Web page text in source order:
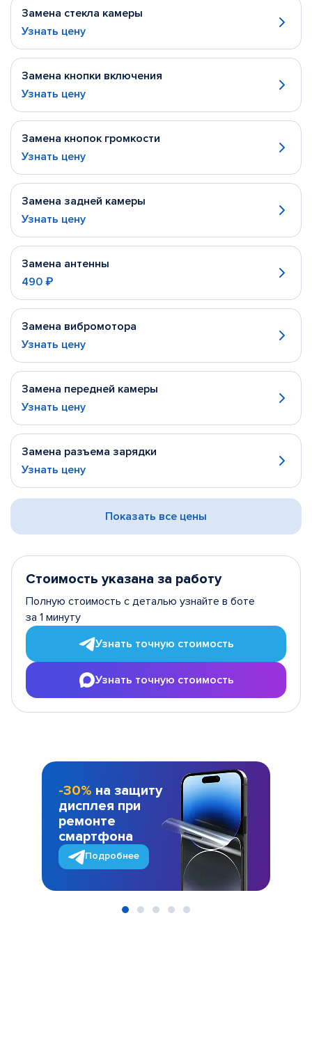
Замена стекла камеры
Узнать цену
Замена кнопки включения
Узнать цену
Замена кнопок громкости
Узнать цену
Замена задней камеры
Узнать цену
Замена антенны
490 ₽
Замена вибромотора
Узнать цену
Замена передней камеры
Узнать цену
Замена разъема зарядки
Узнать цену
Показать все цены
Стоимость указана за работу
Полную стоимость с деталью узнайте в боте
за 1 минуту
Узнать точную стоимость
Узнать точную стоимость
-30% на защиту
дисплея при
ремонте
смартфона
Подробнее